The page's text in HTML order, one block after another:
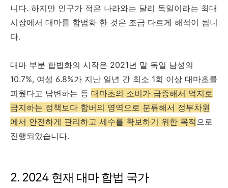
니다. 하지만 인구가 적은 나라와는 달리 독일이라는 최대
시장에서 대마를 합법화 한 것은 조금 다르게 해석이 됩니
다.
대마 부분 합법화의 시작은 2021년 말 독일 남성의
10.7%, 여성 6.8%가 지난 일년 간 최소 1회 이상 대마초를
피웠다고 답변하는 등 대마초의 소비가 급증해서 억지로
금지하는 정책보다 합버의 영역으로 분류해서 정부차원
에서 안전하게 관리하고 세수를 확보하기 위한 목적으로
진행되었습니다.
2. 2024 현재 대마 합법 국가